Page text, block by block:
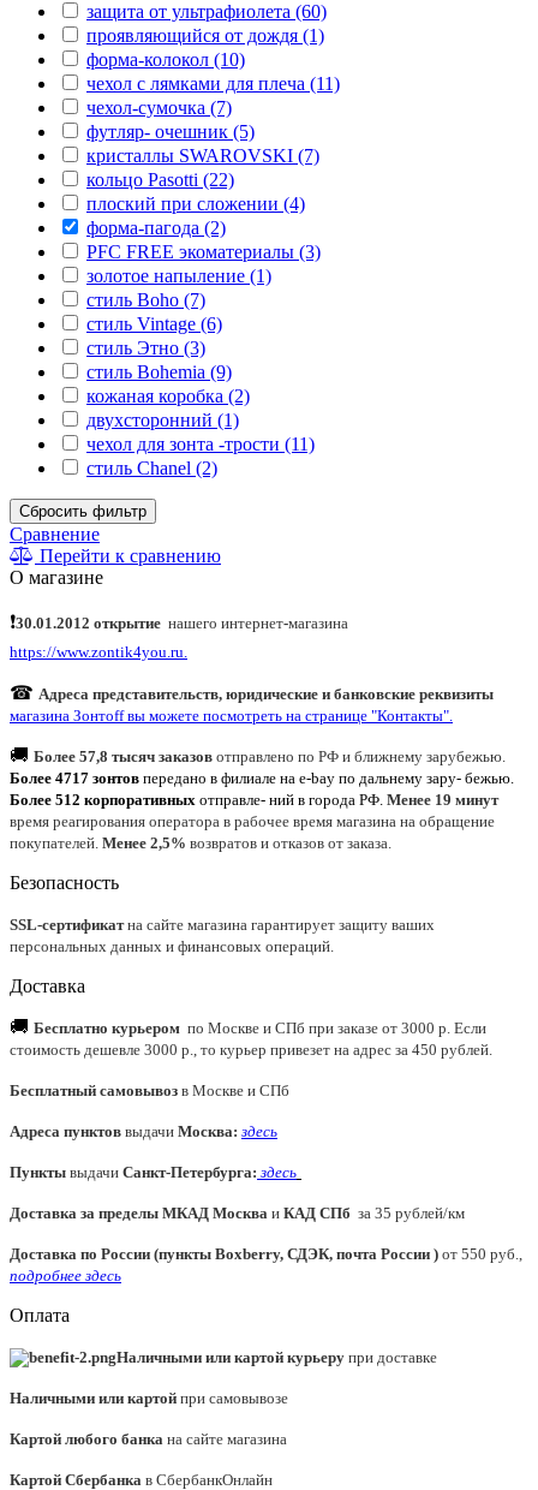
защита от ультрафиолета (60)
проявляющийся от дождя (1)
форма-колокол (10)
чехол с лямками для плеча (11)
чехол-сумочка (7)
футляр- очешник (5)
кристаллы SWAROVSKI (7)
кольцо Pasotti (22)
плоский при сложении (4)
форма-пагода (2)
PFC FREE экоматериалы (3)
золотое напыление (1)
стиль Boho (7)
стиль Vintage (6)
стиль Этно (3)
стиль Bohemia (9)
кожаная коробка (2)
двухсторонний (1)
чехол для зонта -трости (11)
стиль Chanel (2)
Сбросить фильтр
Сравнение
Перейти к сравнению
О магазине
❗30.01.2012 открытие нашего интернет-магазина
https://www.zontik4you.ru.
☎ Адреса представительств, юридические и банковские реквизиты
магазина Зонтoff вы можете посмотреть на странице "Контакты".
🚚 Более 57,8 тысяч заказов отправлено по РФ и ближнему зарубежью.
Более 4717 зонтов передано в филиале на e-bay по дальнему зару- бежью.
Более 512 корпоративных отправле- ний в города РФ. Менее 19 минут
время реагирования оператора в рабочее время магазина на обращение
покупателей. Менее 2,5% возвратов и отказов от заказа.
Безопасность
SSL-сертификатна сайте магазина гарантирует защиту ваших
персональных данных и финансовых операций.
Доставка
🚚 Бесплатно курьером по Москве и СПб при заказе от 3000 р. Если
стоимость дешевле 3000 р., то курьер привезет на адрес за 450 рублей.
Бесплатный самовывоз в Москве и СПб
Адреса пунктов выдачи Москва: здесь
Пункты выдачи Санкт-Петербурга: здесь
Доставка за пределы МКАД Москва и КАД СПб за 35 рублей/км
Доставка по России (пункты Boxberry, СДЭК, почта России ) от 550 руб.,
подробнее здесь
Оплата
Наличными или картой курьеру при доставке
Наличными или картой при самовывозе
Картой любого банка на сайте магазина
Картой Сбербанка в СбербанкОнлайн